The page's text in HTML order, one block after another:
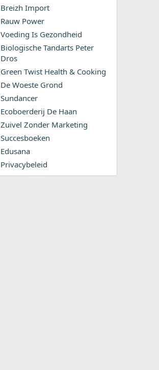
Breizh Import
Rauw Power
Voeding Is Gezondheid
Biologische Tandarts Peter
Dros
Green Twist Health & Cooking
De Woeste Grond
Sundancer
Ecoboerderij De Haan
Zuivel Zonder Marketing
Succesboeken
Edusana
Privacybeleid